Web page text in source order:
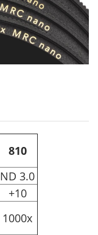
810
ND 3.0
+10
1000x